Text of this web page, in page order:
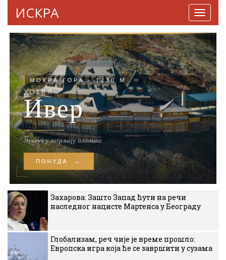
ИСКРА
Захарова: Зашто Запад ћути на речи
наследног нацисте Мартенса у Београду
Глобализам, реч чије је време прошло:
Европска игра која ће се завршити у сузама